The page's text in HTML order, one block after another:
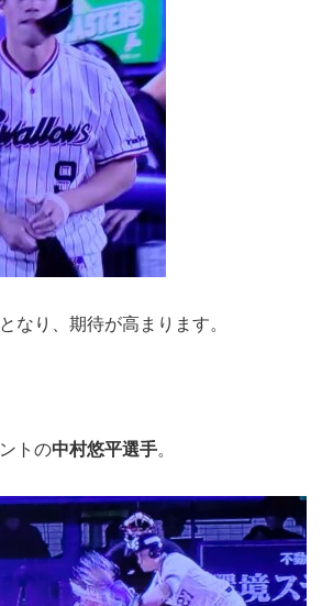
なり、期待が高まります。
トの中村悠平選手。